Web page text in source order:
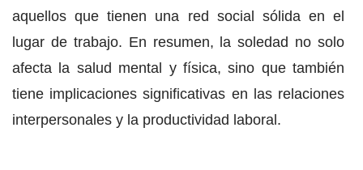
aquellos que tienen una red social sólida en el
lugar de trabajo. En resumen, la soledad no solo
afecta la salud mental y física, sino que también
tiene implicaciones significativas en las relaciones
interpersonales y la productividad laboral.